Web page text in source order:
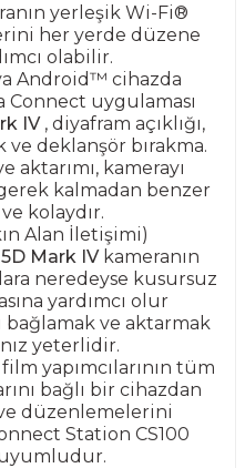
yerleşik Wi-Fi®
her yerde düzene
olabilir.
Android™ cihazda
Connect uygulaması
IV, diyafram açıklığı,
ve deklanşör bırakma.
kamerayı
kalmadan benzer
kolaydır.
Alan İletişimi)
Mark IVkameranın
neredeyse kusursuz
yardımcı olur
ve aktarmak
yeterlidir.
yapımcılarının tüm
bağlı bir cihazdan
düzenlemelerini
Station CS100